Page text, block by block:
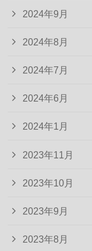
2024年9月
2024年8月
2024年7月
2024年6月
2024年1月
2023年11月
2023年10月
2023年9月
2023年8月